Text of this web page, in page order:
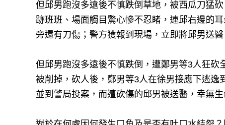
但邱男跑沒多遠後不慎跌倒草地，被西瓜刀猛
跡班班、場面觸目驚心慘不忍睹，連邱右邊的
旁還有刀傷；警方獲報到現場，立即將邱男送
但邱男跑沒多遠後不慎跌倒，遭鄭男等3人狂
被削掉，砍人後，鄭男等3人在徐男接應下逃逸
並到警局投案，而遭砍傷的邱男被送醫，幸無生